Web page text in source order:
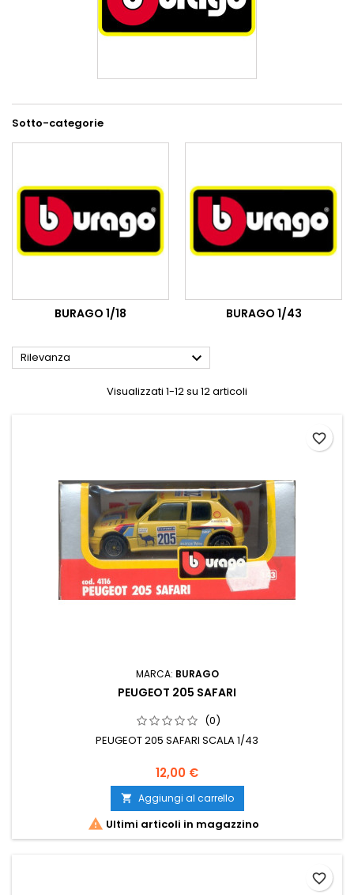
Sotto-categorie
BURAGO 1/18 BURAGO 1/43
Rilevanza 
Visualizzati 1-12 su 12 articoli
MARCA: BURAGO
PEUGEOT 205 SAFARI
(0)
PEUGEOT 205 SAFARI SCALA 1/43
12,00 €
 Aggiungi al carrello
 Ultimi articoli in magazzino
favorite_border
favorite_border